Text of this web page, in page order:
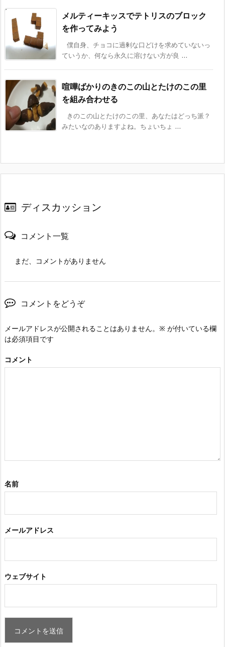
メルティーキッスでテトリスのブロック
を作ってみよう
僕自身、チョコに過剰な口どけを求めていないっ
ていうか、何なら永久に溶けない方が良 ...
喧嘩ばかりのきのこの山とたけのこの里
を組み合わせる
きのこの山とたけのこの里、あなたはどっち派？
みたいなのありますよね。ちょいちょ ...
ディスカッション
コメント一覧
まだ、コメントがありません
コメントをどうぞ
メールアドレスが公開されることはありません。 ※ が付いている欄
は必須項目です
コメント
名前
メールアドレス
ウェブサイト